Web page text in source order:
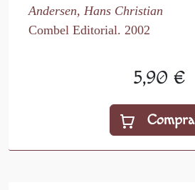
Andersen, Hans Christian
Combel Editorial. 2002
5,90 €